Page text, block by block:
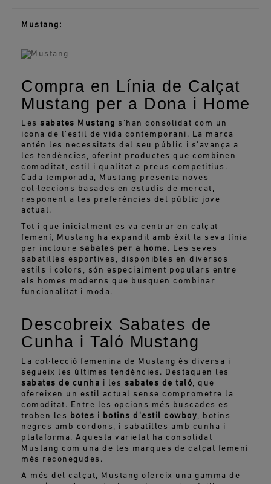
Mustang:
Compra en Línia de Calçat
Mustang per a Dona i Home
Les sabates Mustang s'han consolidat com un
icona de l'estil de vida contemporani. La marca
entén les necessitats del seu públic i s'avança a
les tendències, oferint productes que combinen
comoditat, estil i qualitat a preus competitius.
Cada temporada, Mustang presenta noves
col·leccions basades en estudis de mercat,
responent a les preferències del públic jove
actual.
Tot i que inicialment es va centrar en calçat
femení, Mustang ha expandit amb èxit la seva línia
per incloure sabates per a home . Les seves
sabatilles esportives, disponibles en diversos
estils i colors, són especialment populars entre
els homes moderns que busquen combinar
funcionalitat i moda.
Descobreix Sabates de
Cunha i Taló Mustang
La col·lecció femenina de Mustang és diversa i
segueix les últimes tendències. Destaquen les
sabates de cunha i les sabates de taló, que
ofereixen un estil actual sense comprometre la
comoditat. Entre les opcions més buscades es
troben les botes i botins d'estil cowboy, botins
negres amb cordons, i sabatilles amb cunha i
plataforma. Aquesta varietat ha consolidat
Mustang com una de les marques de calçat femení
més reconegudes.
A més del calçat, Mustang ofereix una gamma de